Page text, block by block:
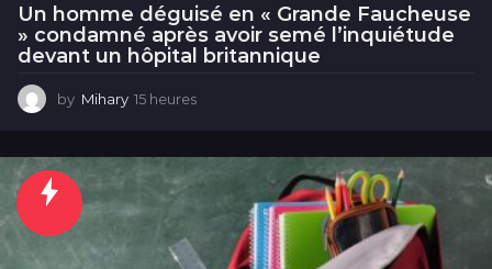
Un homme déguisé en « Grande Faucheuse
» condamné après avoir semé l’inquiétude
devant un hôpital britannique
by Mihary 15 heures
e
u